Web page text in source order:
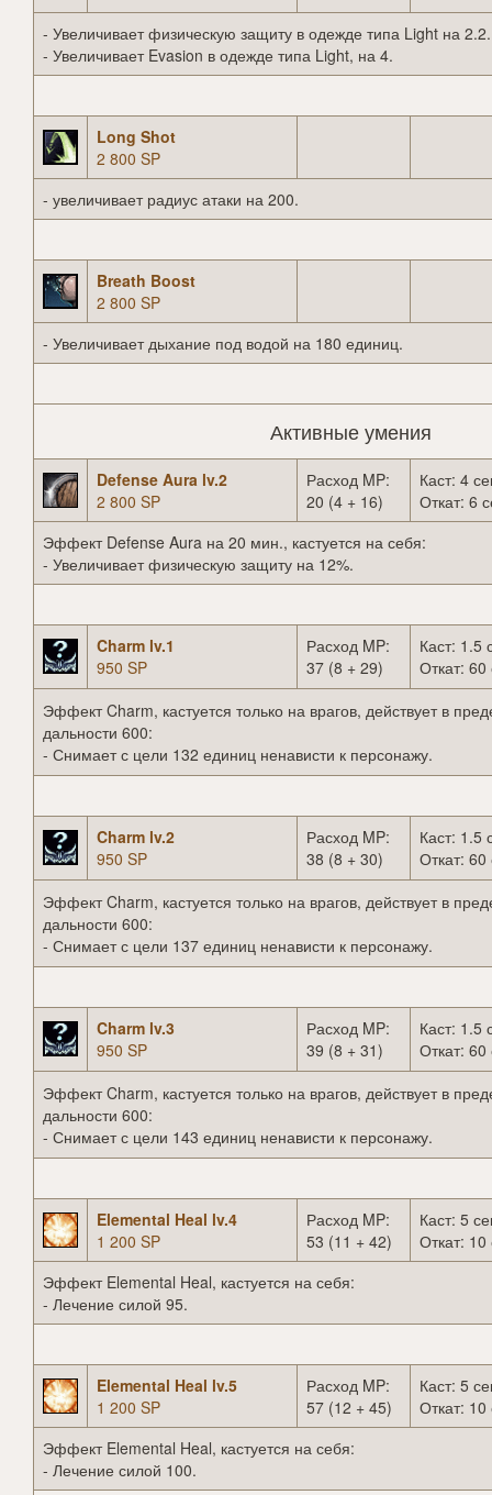
- Увеличивает физическую защиту в одежде типа Light на 2.2.
- Увеличивает Evasion в одежде типа Light, на 4.
Long Shot
2 800 SP
- увеличивает радиус атаки на 200.
Breath Boost
2 800 SP
- Увеличивает дыхание под водой на 180 единиц.
Активные умения
Defense Aura lv.2
2 800 SP
Расход MP:
20 (4 + 16)
Каст: 4
Откат: 6
Эффект Defense Aura на 20 мин., кастуется на себя:
- Увеличивает физическую защиту на 12%.
Charm lv.1
950 SP
Расход MP:
37 (8 + 29)
Каст: 1.5
Откат: 60
Эффект Charm, кастуется только на врагов, действует в
дальности 600:
- Снимает с цели 132 единиц ненависти к персонажу.
Charm lv.2
950 SP
Расход MP:
38 (8 + 30)
Каст: 1.5
Откат: 60
Эффект Charm, кастуется только на врагов, действует в
дальности 600:
- Снимает с цели 137 единиц ненависти к персонажу.
Charm lv.3
950 SP
Расход MP:
39 (8 + 31)
Каст: 1.5
Откат: 60
Эффект Charm, кастуется только на врагов, действует в
дальности 600:
- Снимает с цели 143 единиц ненависти к персонажу.
Elemental Heal lv.4
1 200 SP
Расход MP:
53 (11 + 42)
Каст: 5
Откат: 10
Эффект Elemental Heal, кастуется на себя:
- Лечение силой 95.
Elemental Heal lv.5
1 200 SP
Расход MP:
57 (12 + 45)
Каст: 5
Откат: 10
Эффект Elemental Heal, кастуется на себя:
- Лечение силой 100.